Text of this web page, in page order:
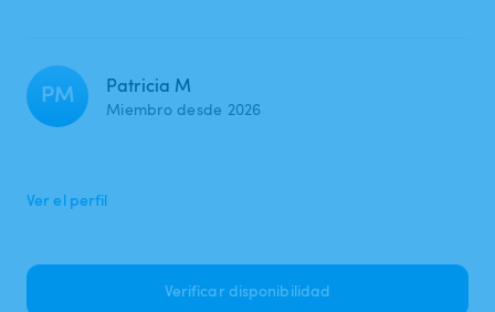
PM Patricia M
Miembro desde 2026
Ver el perfil
Verificar disponibilidad